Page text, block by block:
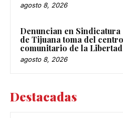
agosto 8, 2026
Denuncian en Sindicatura
de Tijuana toma del centro
comunitario de la Libertad
agosto 8, 2026
Destacadas